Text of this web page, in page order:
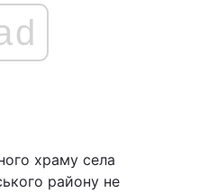
храму села
району не